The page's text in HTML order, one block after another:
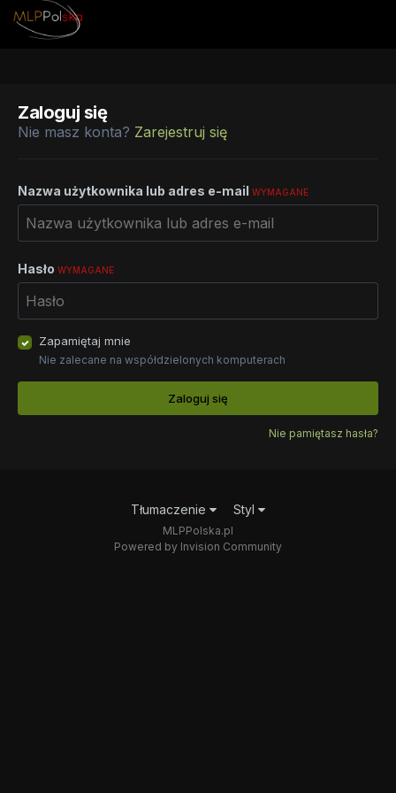
Zaloguj się
Nie masz konta? Zarejestruj się
Nazwa użytkownika lub adres e-mail WYMAGANE
Hasło WYMAGANE
Zapamiętaj mnie
Nie zalecane na współdzielonych komputerach
Zaloguj się
Nie pamiętasz hasła?
Tłumaczenie Styl
MLPPolska.pl
Powered by Invision Community